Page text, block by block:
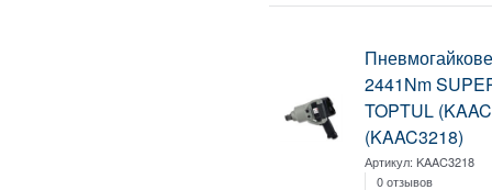
2441Nm
TOPTUL
(KAAC3218)
Артикул:KAAC3218
0 отзывов